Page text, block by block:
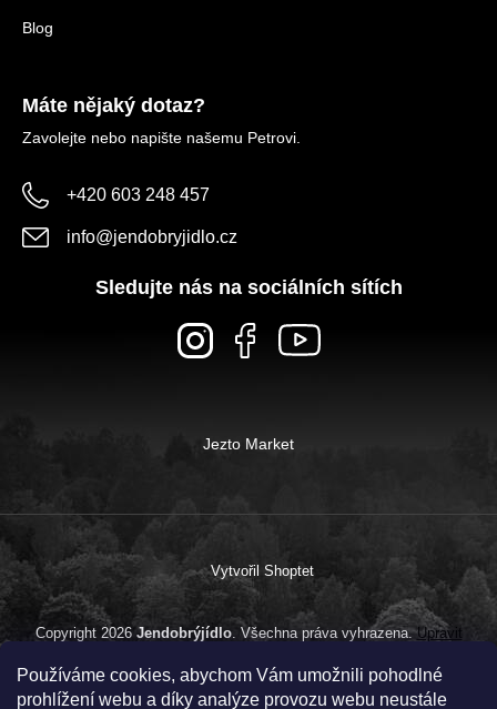
Používáme cookies, abychom Vám umožnili pohodlné
prohlížení webu a díky analýze provozu webu neustále
Blog
Máte nějaký dotaz?
Zavolejte nebo napište našemu Petrovi.
+420 603 248 457
info@jendobryjidlo.cz
Sledujte nás na sociálních sítích
Jezto Market
Vytvořil Shoptet
Copyright 2026 Jendobrýjídlo. Všechna práva vyhrazena.Upravit